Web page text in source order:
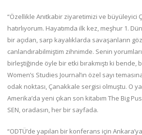
“Özellikle Anıtkabir ziyaretimizi ve büyüleyici
hatırlıyorum. Hayatımda ilk kez, meşhur 1.
bir açıdan, sarp kayalıklarda savaşanların
canlandırabilmiştim zihnimde. Senin
birleştiğinde öyle bir etki bırakmıştı ki bende,
Women’s Studies Journal’ın özel sayı
odak noktası, Çanakkale sergisi olmuştu. O
Amerika’da yeni çıkan son kitabım The Big
SEN, oradasın, her bir sayfada.
“ODTÜ’de yapılan bir konferans için